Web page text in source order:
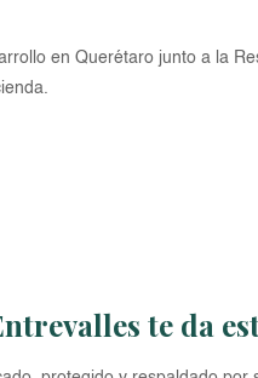
en Querétaro junto a la
te da